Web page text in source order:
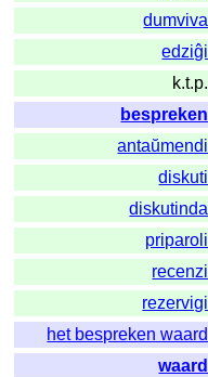
dumviva
edziĝi
k.t.p.
bespreken
antaŭmendi
diskuti
diskutinda
priparoli
recenzi
rezervigi
het bespreken waard
waard